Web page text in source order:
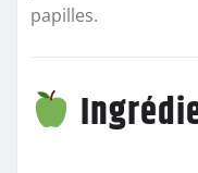
papilles.